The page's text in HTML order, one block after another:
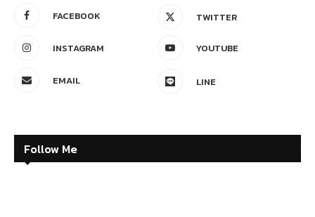
FACEBOOK TWITTER
INSTAGRAM YOUTUBE
EMAIL LINE
Follow Me